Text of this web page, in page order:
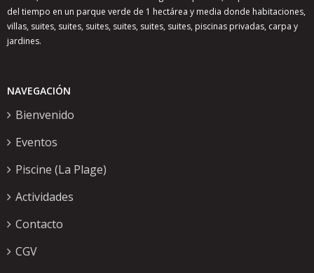
del tiempo en un parque verde de 1 hectárea y media donde habitaciones,
villas, suites, suites, suites, suites, suites, suites, piscinas privadas, carpa y
jardines.
NAVEGACIÓN
Bienvenido
Eventos
Piscine (La Plage)
Actividades
Contacto
CGV